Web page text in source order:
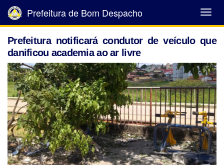
Abrir
Menu
Prefeitura de Bom Despacho
Prefeitura notificará condutor de veículo que
danificou academia ao ar livre